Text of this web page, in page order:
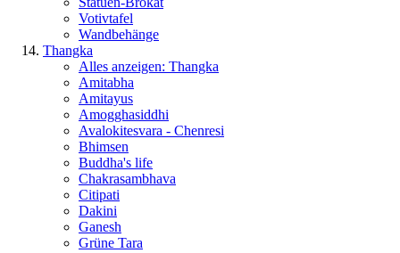
Votivtafel
Wandbehänge
Thangka
Alles anzeigen: Thangka
Amitabha
Amitayus
Amogghasiddhi
Avalokitesvara - Chenresi
Bhimsen
Buddha's life
Chakrasambhava
Citipati
Dakini
Ganesh
Grüne Tara